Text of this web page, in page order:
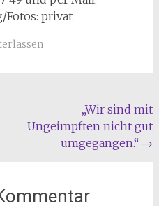
Fotos: privat
„Wir sind mit
Ungeimpften nicht gut
umgegangen.“ →